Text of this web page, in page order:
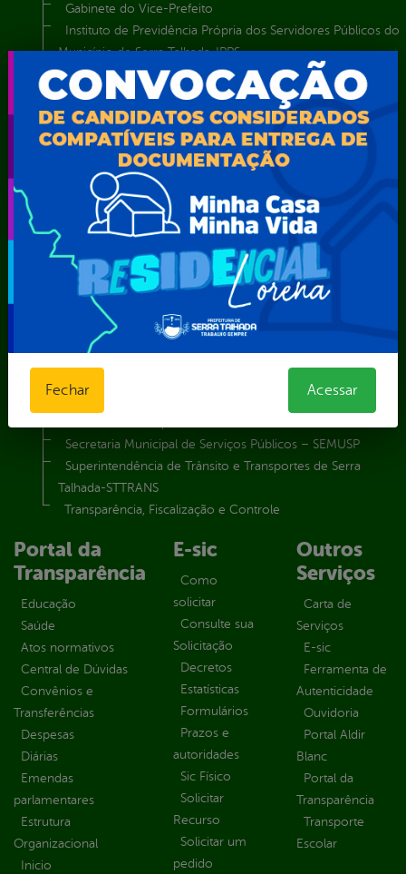
Gabinete do Vice-Prefeito
Instituto de Previdência Própria dos Servidores Públicos do
Município de Serra Talhada-IPPS
Obras e Infraestrutura
Procuradoria Geral do Município
Secretaria de Comunicação Social e Audiovisual
Secretaria de Desenvolvimento Econômico e Turismo
Secretaria de Iluminação Pública e Energia Elétrica
Secretaria Municipal da Mulher – SEMU
Secretaria Municipal de Administração – SAD
Secretaria Municipal de Agricultura e Recursos Hídricos –
SEMARH / Secretaria de Agricultura Familiar – SEMAF
Secretaria Municipal de Educação – SEST
Secretaria Municipal de Esporte e Lazer – SEMEL
Secretaria Municipal de Finanças – SECFIN
Secretaria Municipal de Governo – SEGOV
Secretaria Municipal de Meio Ambiente – SEMA
Secretaria Municipal de Serviços Públicos – SEMUSP
Superintendência de Trânsito e Transportes de Serra
Talhada-STTRANS
Transparência, Fiscalização e Controle
Portal da
Transparência
Educação
Saúde
Atos normativos
Central de Dúvidas
Convênios e
Transferências
Despesas
Diárias
Emendas
parlamentares
Estrutura
Organizacional
Inicio
E-sic
Como
solicitar
Consulte sua
Solicitação
Decretos
Estatísticas
Formulários
Prazos e
autoridades
Sic Físico
Solicitar
Recurso
Solicitar um
pedido
Outros
Serviços
Carta de
Serviços
E-sic
Ferramenta de
Autenticidade
Ouvidoria
Portal Aldir
Blanc
Portal da
Transparência
Transporte
Escolar
Fechar Acessar